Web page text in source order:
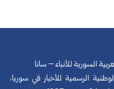
السورية للأنباء – سانا
الرسمية للأخبار في سوريا،